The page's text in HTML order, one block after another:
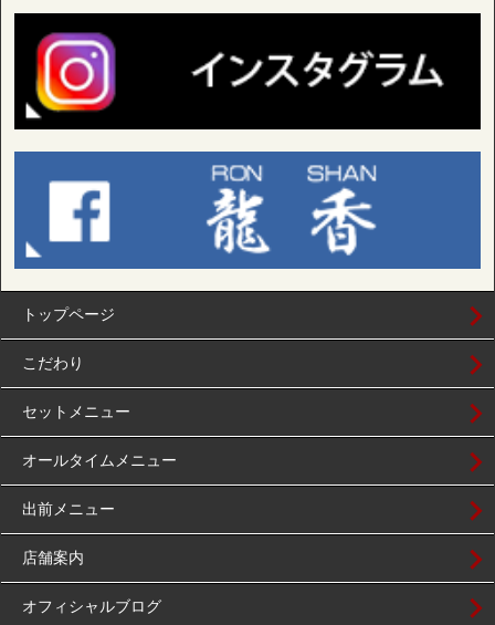
トップページ
こだわり
セットメニュー
オールタイムメニュー
出前メニュー
店舗案内
オフィシャルブログ